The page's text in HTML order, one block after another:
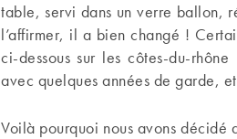
table, servi dans un verre ballon,
l’affirmer, il a bien changé !
ci-dessous sur les côtes-du-
avec quelques années de garde,
Voilà pourquoi nous avons décidé